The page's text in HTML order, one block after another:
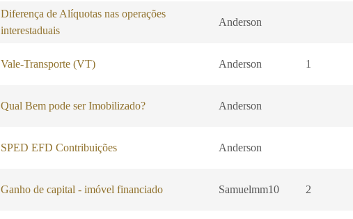
Diferença de Alíquotas nas operações
interestaduais
Anderson
Vale-Transporte (VT) Anderson 1
Qual Bem pode ser Imobilizado? Anderson
SPED EFD Contribuições Anderson
Ganho de capital - imóvel financiado Samuelmm10 2